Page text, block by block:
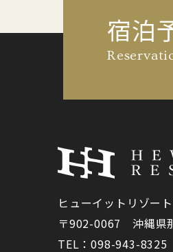
宿泊
ヒューイットリゾー
〒902-0067 沖縄県
TEL：098-943-